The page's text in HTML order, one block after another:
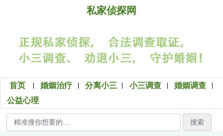
私家侦探网
首页 婚姻治疗 分离小三 小三调查
婚姻调查
公益心理
搜索